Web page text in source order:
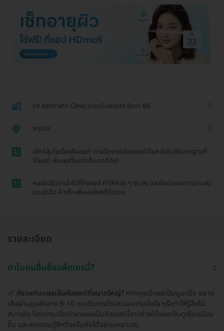
LV Aesthetic Clinic (แอลวีเอสเธติค รัชดา 48)
จตุจักร
1
เลิกกลุ้มใจเรื่องคีลอยด์! การฉีดยาสเตียรอยด์เป็นหนึ่งในวิธีมาตรฐานที่
ได้ผลดี เห็นผลตั้งแต่ครั้งแรกที่ฉีด!
2
หมอจะฉีดยาเข้าไปที่คีลอยด์ ทำให้ค่อย ๆ ยุบลง และยังช่วยลดการอักเสบ
แนะนำฉีด 4 ครั้ง เพื่อผลลัพธ์ที่ชัดเจน
รายละเอียด
ทำไมคนอื่นซื้อแพ็กเกจนี้?
🩹 กังวลกับแผลเป็นคีลอยด์ที่ขนาดใหญ่? หากคุณมีแผลเป็นนูนแข็ง ขนาด
เส้นผ่านศูนย์กลาง 6-10 เซนติเมตรที่รบกวนความมั่นใจ หรือทำให้รู้สึกไม่
สบายผิว โปรแกรมฉีดรักษาแผลเป็นคีลอยด์นี้อาจช่วยให้แผลเป็นดูเรียบเนียน
ขึ้น และลดความรู้สึกตึงหรือคันได้อย่างเหมาะสม